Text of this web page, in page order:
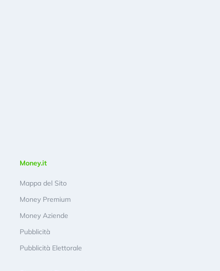
Money.it
Mappa del Sito
Money Premium
Money Aziende
Pubblicità
Pubblicità Elettorale